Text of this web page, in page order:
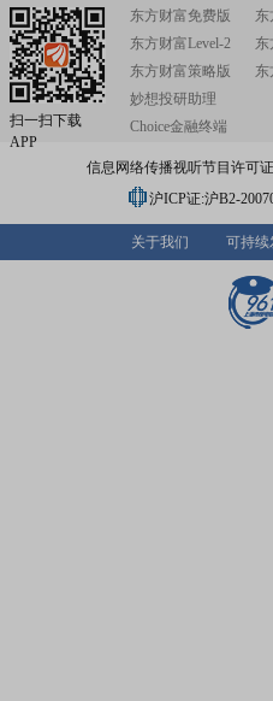
扫一扫下载
APP
东方财富免费版
东方财富Level-2
东方财富策略版
妙想投研助理
Choice金融终端
东
东
东
信息网络传播视听节目许可
沪ICP证:沪B2-
关于我们 可持续